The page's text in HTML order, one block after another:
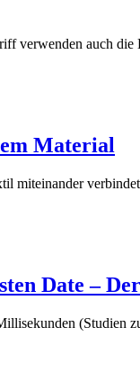
verwenden auch die
Material
miteinander
Date –
(Studien